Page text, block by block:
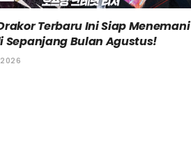
Terbaru Ini Siap Menemani
Sepanjang Bulan Agustus!